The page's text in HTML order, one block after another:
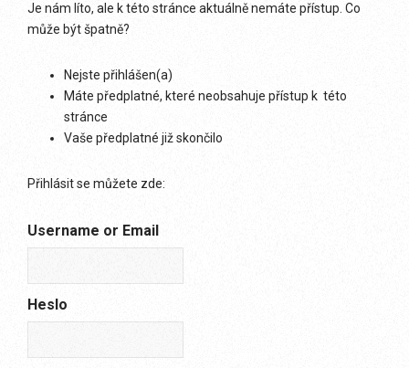
Je nám líto, ale k této stránce aktuálně nemáte přístup. Co
může být špatně?
Nejste přihlášen(a)
Máte předplatné, které neobsahuje přístup k této
stránce
Vaše předplatné již skončilo
Přihlásit se můžete zde:
Username or Email
Heslo